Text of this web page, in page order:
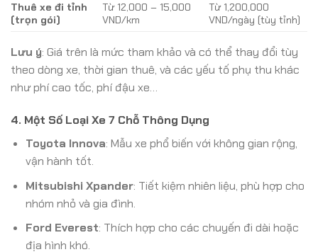
Thuê xe đi tỉnh
(trọn gói)
Từ 12,000 – 15,000
VND/km
Từ 1,200,000
VND/ngày (tùy tỉnh)
Lưu ý: Giá trên là mức tham khảo và có thể thay đổi tùy
theo dòng xe, thời gian thuê, và các yếu tố phụ thu khác
như phí cao tốc, phí đậu xe…
4. Một Số Loại Xe 7 Chỗ Thông Dụng
Toyota Innova: Mẫu xe phổ biến với không gian rộng,
vận hành tốt.
Mitsubishi Xpander: Tiết kiệm nhiên liệu, phù hợp cho
nhóm nhỏ và gia đình.
Ford Everest: Thích hợp cho các chuyến đi dài hoặc
địa hình khó.